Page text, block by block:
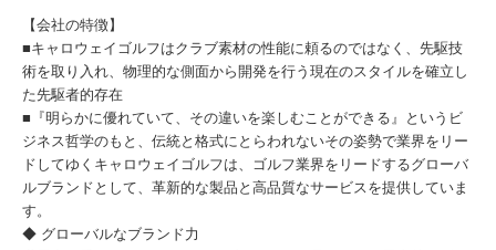
【会社の特徴】
■キャロウェイゴルフはクラブ素材の性能に頼るのではなく、先駆技
術を取り入れ、物理的な側面から開発を行う現在のスタイルを確立し
た先駆者的存在
■『明らかに優れていて、その違いを楽しむことができる』というビ
ジネス哲学のもと、伝統と格式にとらわれないその姿勢で業界をリー
ドしてゆくキャロウェイゴルフは、ゴルフ業界をリードするグローバ
ルブランドとして、革新的な製品と高品質なサービスを提供していま
す。
◆ グローバルなブランド力